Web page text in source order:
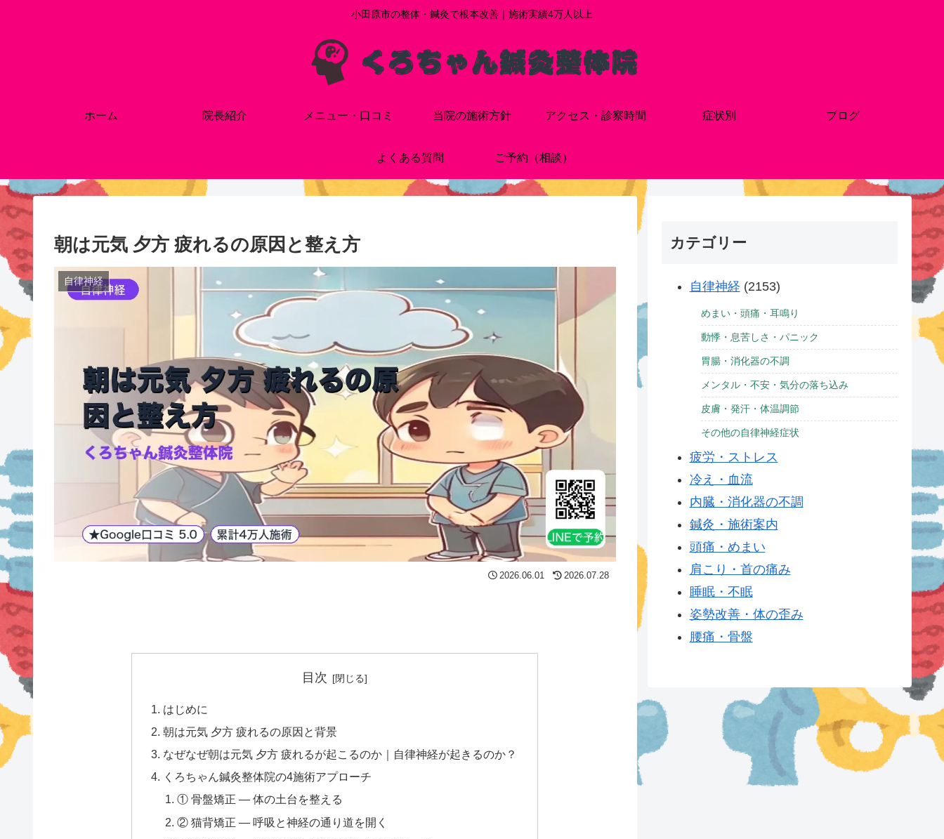
小田原市の整体・鍼灸で根本改善｜施術実績4万人以上
ホーム 院長紹介 メニュー・口コミ 当院の施術方針 アクセス・診察時間 症状別 ブログ
よくある質問 ご予約（相談）
朝は元気 夕方 疲れるの原因と整え方
自律神経
2026.06.01 2026.07.28
目次
はじめに
朝は元気 夕方 疲れるの原因と背景
なぜなぜ朝は元気 夕方 疲れるが起こるのか｜自律神経が起きるのか？
くろちゃん鍼灸整体院の4施術アプローチ
① 骨盤矯正 — 体の土台を整える
② 猫背矯正 — 呼吸と神経の通り道を開く
カテゴリー
自律神経 (2153)
めまい・頭痛・耳鳴り
動悸・息苦しさ・パニック
胃腸・消化器の不調
メンタル・不安・気分の落ち込み
皮膚・発汗・体温調節
その他の自律神経症状
疲労・ストレス
冷え・血流
内臓・消化器の不調
鍼灸・施術案内
頭痛・めまい
肩こり・首の痛み
睡眠・不眠
姿勢改善・体の歪み
腰痛・骨盤